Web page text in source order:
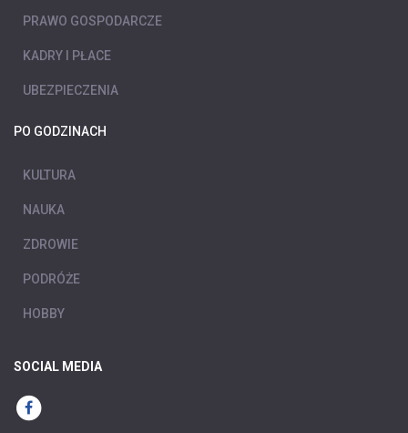
PRAWO GOSPODARCZE
KADRY I PŁACE
UBEZPIECZENIA
PO GODZINACH
KULTURA
NAUKA
ZDROWIE
PODRÓŻE
HOBBY
SOCIAL MEDIA